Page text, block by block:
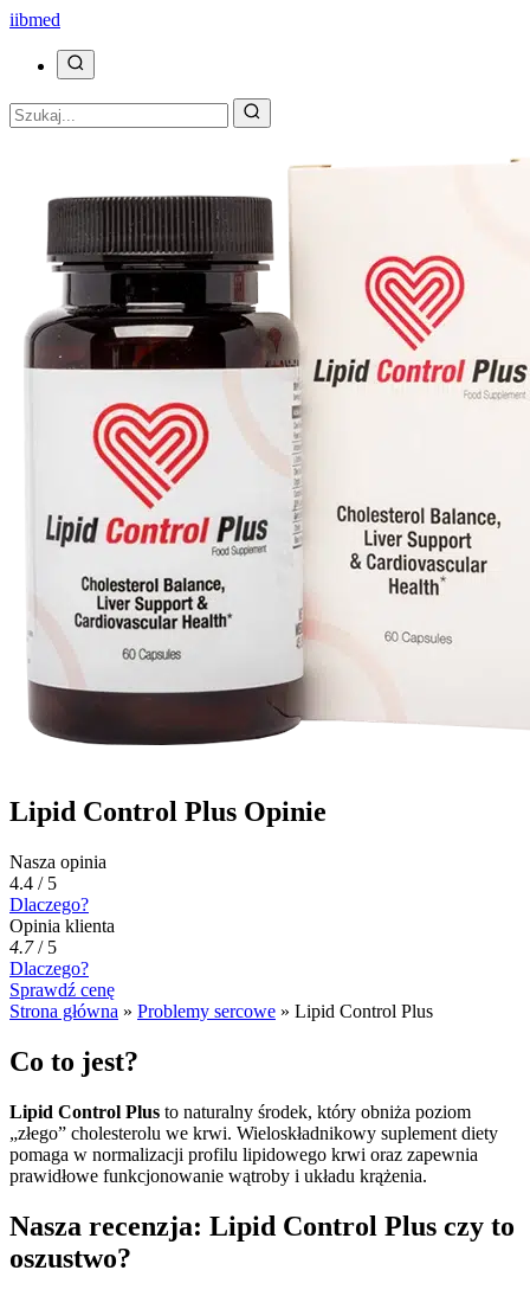
iibmed
Lipid Control Plus Opinie
Nasza opinia
4.4 / 5
Dlaczego?
Opinia klienta
4.7/ 5
Dlaczego?
Sprawdź cenę
Strona główna » Problemy sercowe » Lipid Control Plus
Co to jest?
Lipid Control Plus to naturalny środek, który obniża poziom
„złego” cholesterolu we krwi. Wieloskładnikowy suplement diety
pomaga w normalizacji profilu lipidowego krwi oraz zapewnia
prawidłowe funkcjonowanie wątroby i układu krążenia.
Nasza recenzja: Lipid Control Plus czy to
oszustwo?